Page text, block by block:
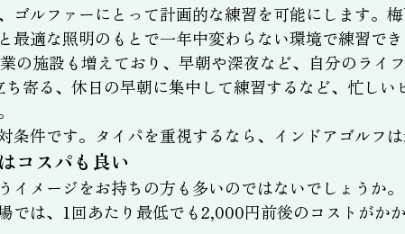
ゴルファーにとって計画的な練習を可能にします。
最適な照明のもとで一年中変わらない環境で練習で
の施設も増えており、早朝や深夜など、自分のライ
寄る、休日の早朝に集中して練習するなど、忙し
条件です。タイパを重視するなら、インドアゴルフ
コスパも良い
イメージをお持ちの方も多いのではないでしょうか。
では、1回あたり最低でも2,000円前後のコストがか